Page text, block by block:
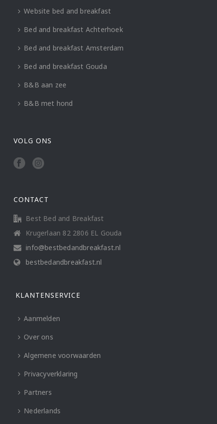
Website bed and breakfast
Bed and breakfast Achterhoek
Bed and breakfast Amsterdam
Bed and breakfast Gouda
B&B aan zee
B&B met hond
VOLG ONS
CONTACT
Best Bed and Breakfast
Krugerlaan 82 2806 EL Gouda
info@bestbedandbreakfast.nl
bestbedandbreakfast.nl
KLANTENSERVICE
Aanmelden
Over ons
Algemene voorwaarden
Privacyverklaring
Partners
Nederlands